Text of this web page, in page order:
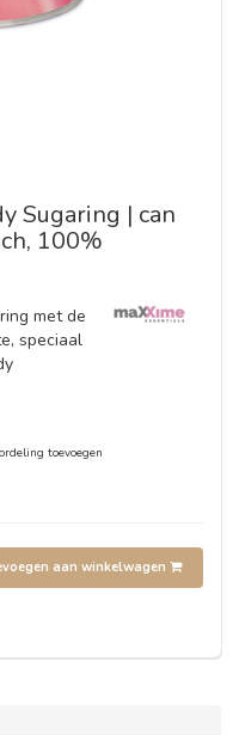
Sugaring | can
100%
met de
speciaal
toevoegen
aan winkelwagen